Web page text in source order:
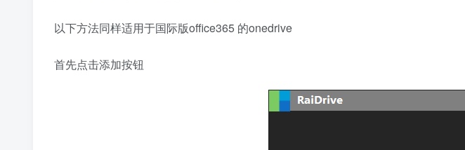
以下方法同样适用于国际版office365 的onedrive
首先点击添加按钮